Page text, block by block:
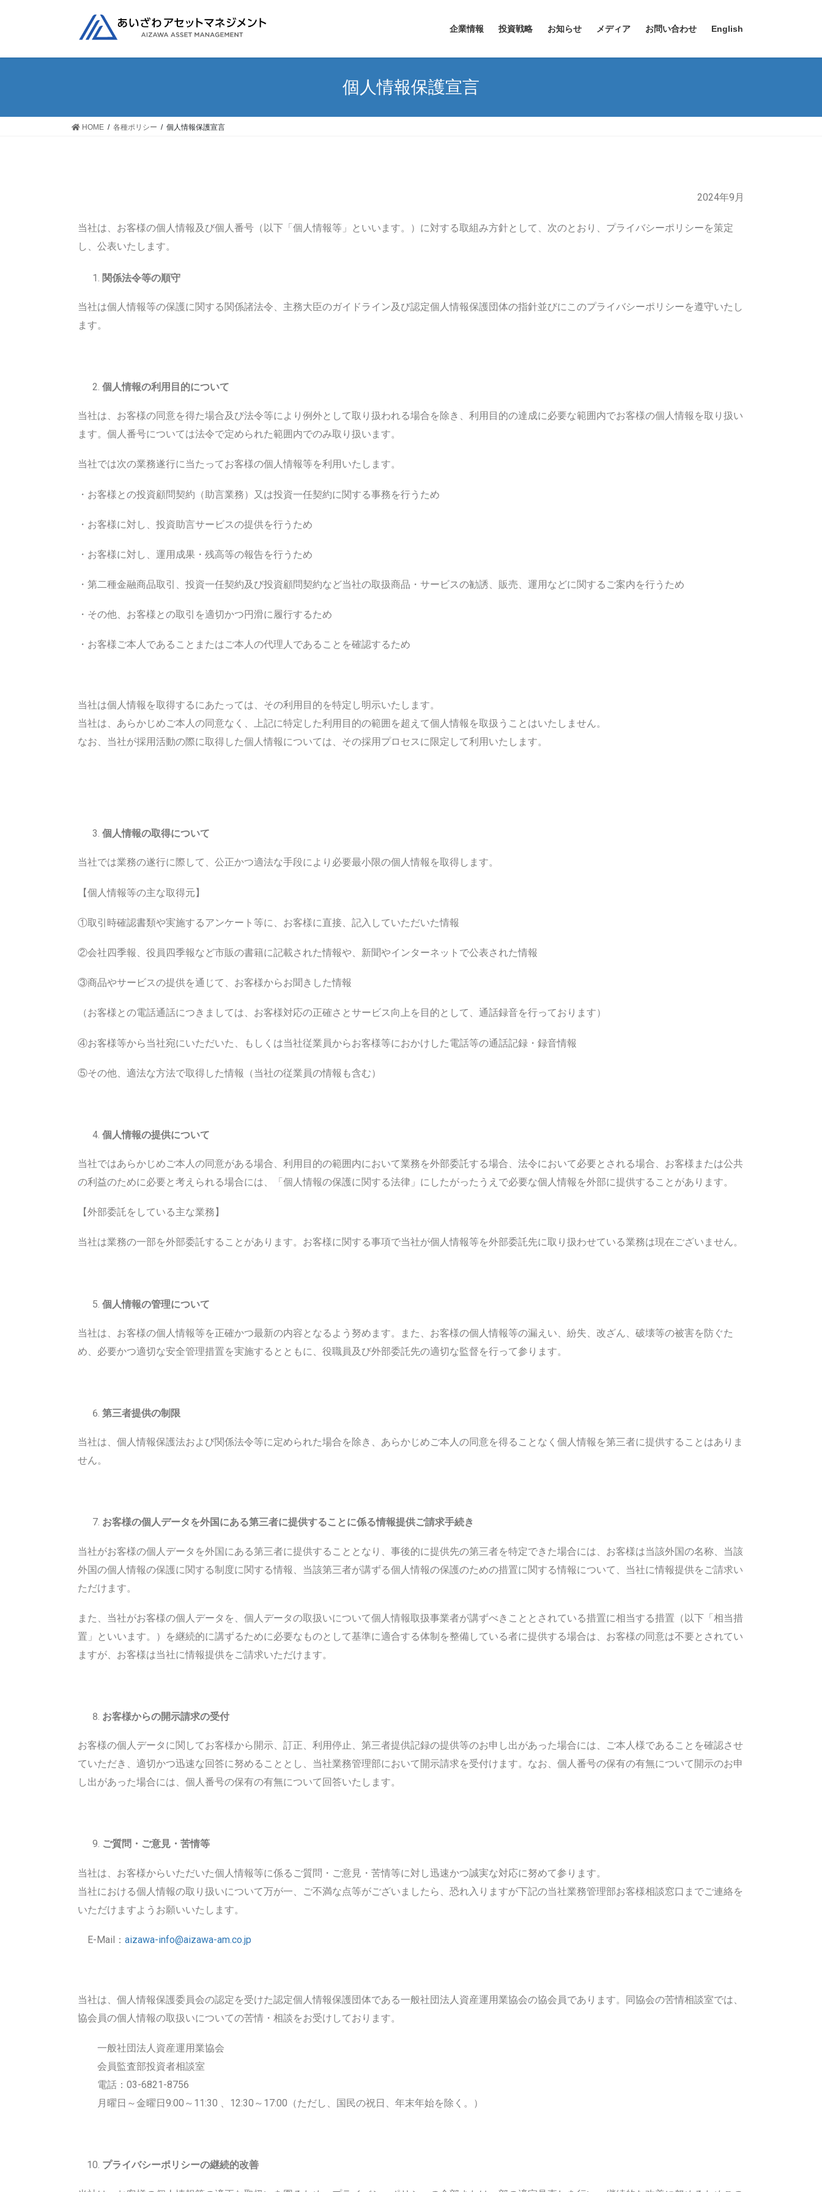
企業情報 投資戦略 お知らせ メディア お問い合わせ English
個人情報保護宣言
HOME 各種ポリシー 個人情報保護宣言
2024年9月
当社は、お客様の個人情報及び個人番号（以下「個人情報等」といいます。）に対する取組み方針として、次のとおり、プライバシーポリシーを策定
し、公表いたします。
関係法令等の順守
当社は個人情報等の保護に関する関係諸法令、主務大臣のガイドライン及び認定個人情報保護団体の指針並びにこのプライバシーポリシーを遵守いたし
ます。
個人情報の利用目的について
当社は、お客様の同意を得た場合及び法令等により例外として取り扱われる場合を除き、利用目的の達成に必要な範囲内でお客様の個人情報を取り扱い
ます。個人番号については法令で定められた範囲内でのみ取り扱います。
当社では次の業務遂行に当たってお客様の個人情報等を利用いたします。
・お客様との投資顧問契約（助言業務）又は投資一任契約に関する事務を行うため
・お客様に対し、投資助言サービスの提供を行うため
・お客様に対し、運用成果・残高等の報告を行うため
・第二種金融商品取引、投資一任契約及び投資顧問契約など当社の取扱商品・サービスの勧誘、販売、運用などに関するご案内を行うため
・その他、お客様との取引を適切かつ円滑に履行するため
・お客様ご本人であることまたはご本人の代理人であることを確認するため
当社は個人情報を取得するにあたっては、その利用目的を特定し明示いたします。
当社は、あらかじめご本人の同意なく、上記に特定した利用目的の範囲を超えて個人情報を取扱うことはいたしません。
なお、当社が採用活動の際に取得した個人情報については、その採用プロセスに限定して利用いたします。
個人情報の取得について
当社では業務の遂行に際して、公正かつ適法な手段により必要最小限の個人情報を取得します。
【個人情報等の主な取得元】
①取引時確認書類や実施するアンケート等に、お客様に直接、記入していただいた情報
②会社四季報、役員四季報など市販の書籍に記載された情報や、新聞やインターネットで公表された情報
③商品やサービスの提供を通じて、お客様からお聞きした情報
（お客様との電話通話につきましては、お客様対応の正確さとサービス向上を目的として、通話録音を行っております）
④お客様等から当社宛にいただいた、もしくは当社従業員からお客様等におかけした電話等の通話記録・録音情報
⑤その他、適法な方法で取得した情報（当社の従業員の情報も含む）
個人情報の提供について
当社ではあらかじめご本人の同意がある場合、利用目的の範囲内において業務を外部委託する場合、法令において必要とされる場合、お客様または公共
の利益のために必要と考えられる場合には、「個人情報の保護に関する法律」にしたがったうえで必要な個人情報を外部に提供することがあります。
【外部委託をしている主な業務】
当社は業務の一部を外部委託することがあります。お客様に関する事項で当社が個人情報等を外部委託先に取り扱わせている業務は現在ございません。
個人情報の管理について
当社は、お客様の個人情報等を正確かつ最新の内容となるよう努めます。また、お客様の個人情報等の漏えい、紛失、改ざん、破壊等の被害を防ぐた
め、必要かつ適切な安全管理措置を実施するとともに、役職員及び外部委託先の適切な監督を行って参ります。
第三者提供の制限
当社は、個人情報保護法および関係法令等に定められた場合を除き、あらかじめご本人の同意を得ることなく個人情報を第三者に提供することはありま
せん。
お客様の個人データを外国にある第三者に提供することに係る情報提供ご請求手続き
当社がお客様の個人データを外国にある第三者に提供することとなり、事後的に提供先の第三者を特定できた場合には、お客様は当該外国の名称、当該
外国の個人情報の保護に関する制度に関する情報、当該第三者が講ずる個人情報の保護のための措置に関する情報について、当社に情報提供をご請求い
ただけます。
また、当社がお客様の個人データを、個人データの取扱いについて個人情報取扱事業者が講ずべきこととされている措置に相当する措置（以下「相当措
置」といいます。）を継続的に講ずるために必要なものとして基準に適合する体制を整備している者に提供する場合は、お客様の同意は不要とされてい
ますが、お客様は当社に情報提供をご請求いただけます。
お客様からの開示請求の受付
お客様の個人データに関してお客様から開示、訂正、利用停止、第三者提供記録の提供等のお申し出があった場合には、ご本人様であることを確認させ
ていただき、適切かつ迅速な回答に努めることとし、当社業務管理部において開示請求を受付けます。なお、個人番号の保有の有無について開示のお申
し出があった場合には、個人番号の保有の有無について回答いたします。
ご質問・ご意見・苦情等
当社は、お客様からいただいた個人情報等に係るご質問・ご意見・苦情等に対し迅速かつ誠実な対応に努めて参ります。
当社における個人情報の取り扱いについて万が一、ご不満な点等がございましたら、恐れ入りますが下記の当社業務管理部お客様相談窓口までご連絡を
いただけますようお願いいたします。
E-Mail： aizawa-info@aizawa-am.co.jp
当社は、個人情報保護委員会の認定を受けた認定個人情報保護団体である一般社団法人資産運用業協会の協会員であります。同協会の苦情相談室では、
協会員の個人情報の取扱いについての苦情・相談をお受けしております。
一般社団法人資産運用業協会
会員監査部投資者相談室
電話：03-6821-8756
月曜日～金曜日9:00～11:30 、12:30～17:00（ただし、国民の祝日、年末年始を除く。）
プライバシーポリシーの継続的改善